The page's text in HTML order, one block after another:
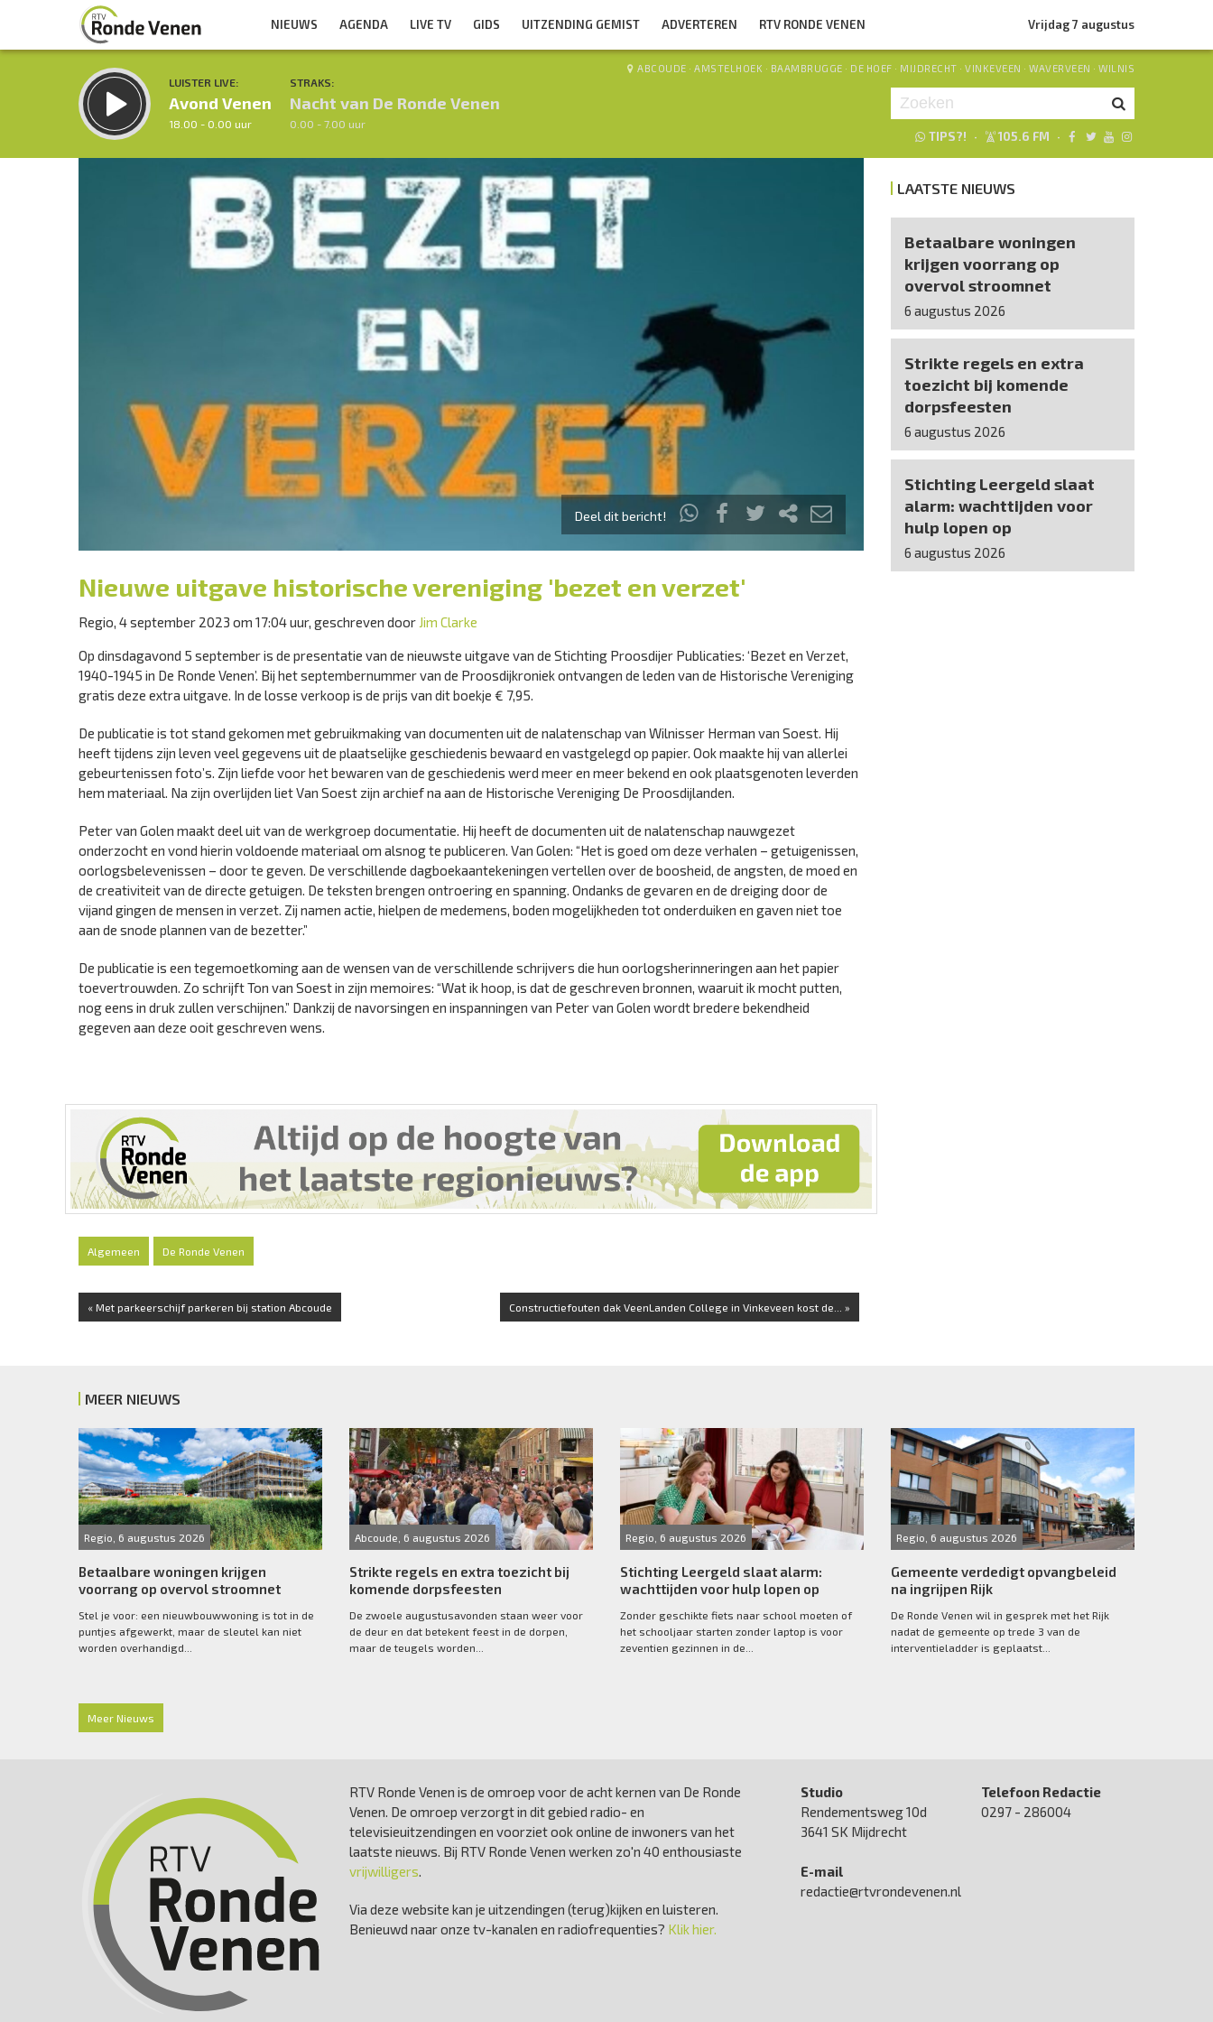
NIEUWS AGENDA LIVE TV GIDS UITZENDING GEMIST ADVERTEREN RTV RONDE VENEN Vrijdag 7 augustus
LUISTER LIVE:
Avond Venen
18.00 - 0.00 uur
STRAKS:
Nacht van De Ronde Venen
0.00 - 7.00 uur
ABCOUDE · AMSTELHOEK · BAAMBRUGGE · DE HOEF · MIJDRECHT · VINKEVEEN · WAVERVEEN · WILNIS
TIPS?! · 105.6 FM ·
Deel dit bericht!
Nieuwe uitgave historische vereniging 'bezet en verzet'
Regio, 4 september 2023 om 17:04 uur, geschreven door Jim Clarke
Op dinsdagavond 5 september is de presentatie van de nieuwste uitgave van de Stichting Proosdijer Publicaties: ‘Bezet en Verzet,
1940-1945 in De Ronde Venen’. Bij het septembernummer van de Proosdijkroniek ontvangen de leden van de Historische Vereniging
gratis deze extra uitgave. In de losse verkoop is de prijs van dit boekje € 7,95.
De publicatie is tot stand gekomen met gebruikmaking van documenten uit de nalatenschap van Wilnisser Herman van Soest. Hij
heeft tijdens zijn leven veel gegevens uit de plaatselijke geschiedenis bewaard en vastgelegd op papier. Ook maakte hij van allerlei
gebeurtenissen foto’s. Zijn liefde voor het bewaren van de geschiedenis werd meer en meer bekend en ook plaatsgenoten leverden
hem materiaal. Na zijn overlijden liet Van Soest zijn archief na aan de Historische Vereniging De Proosdijlanden.
Peter van Golen maakt deel uit van de werkgroep documentatie. Hij heeft de documenten uit de nalatenschap nauwgezet
onderzocht en vond hierin voldoende materiaal om alsnog te publiceren. Van Golen: “Het is goed om deze verhalen – getuigenissen,
oorlogsbelevenissen – door te geven. De verschillende dagboekaantekeningen vertellen over de boosheid, de angsten, de moed en
de creativiteit van de directe getuigen. De teksten brengen ontroering en spanning. Ondanks de gevaren en de dreiging door de
vijand gingen de mensen in verzet. Zij namen actie, hielpen de medemens, boden mogelijkheden tot onderduiken en gaven niet toe
aan de snode plannen van de bezetter.”
De publicatie is een tegemoetkoming aan de wensen van de verschillende schrijvers die hun oorlogsherinneringen aan het papier
toevertrouwden. Zo schrijft Ton van Soest in zijn memoires: “Wat ik hoop, is dat de geschreven bronnen, waaruit ik mocht putten,
nog eens in druk zullen verschijnen.” Dankzij de navorsingen en inspanningen van Peter van Golen wordt bredere bekendheid
gegeven aan deze ooit geschreven wens.
Algemeen De Ronde Venen
« Met parkeerschijf parkeren bij station Abcoude Constructiefouten dak VeenLanden College in Vinkeveen kost de... »
LAATSTE NIEUWS
Betaalbare woningen
krijgen voorrang op
overvol stroomnet
6 augustus 2026
Strikte regels en extra
toezicht bij komende
dorpsfeesten
6 augustus 2026
Stichting Leergeld slaat
alarm: wachttijden voor
hulp lopen op
6 augustus 2026
MEER NIEUWS
Regio, 6 augustus 2026
Betaalbare woningen krijgen
voorrang op overvol stroomnet
Stel je voor: een nieuwbouwwoning is tot in de
puntjes afgewerkt, maar de sleutel kan niet
worden overhandigd...
Abcoude, 6 augustus 2026
Strikte regels en extra toezicht bij
komende dorpsfeesten
De zwoele augustusavonden staan weer voor
de deur en dat betekent feest in de dorpen,
maar de teugels worden...
Regio, 6 augustus 2026
Stichting Leergeld slaat alarm:
wachttijden voor hulp lopen op
Zonder geschikte fiets naar school moeten of
het schooljaar starten zonder laptop is voor
zeventien gezinnen in de...
Regio, 6 augustus 2026
Gemeente verdedigt opvangbeleid
na ingrijpen Rijk
De Ronde Venen wil in gesprek met het Rijk
nadat de gemeente op trede 3 van de
interventieladder is geplaatst...
Meer Nieuws
RTV Ronde Venen is de omroep voor de acht kernen van De Ronde
Venen. De omroep verzorgt in dit gebied radio- en
televisieuitzendingen en voorziet ook online de inwoners van het
laatste nieuws. Bij RTV Ronde Venen werken zo'n 40 enthousiaste
vrijwilligers.
Via deze website kan je uitzendingen (terug)kijken en luisteren.
Benieuwd naar onze tv-kanalen en radiofrequenties? Klik hier.
Studio
Rendementsweg 10d
3641 SK Mijdrecht
E-mail
redactie@rtvrondevenen.nl
Telefoon Redactie
0297 - 286004